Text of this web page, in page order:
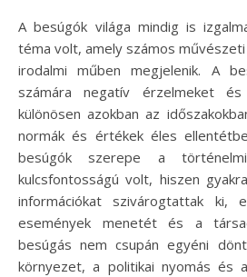
A besúgók világa mindig is izgalmas és ellentmondásos
téma volt, amely számos
irodalmi műben megjelenik. A
számára negatív érzelmeket
különösen azokban az
normák és értékek éles
besúgók szerepe a
kulcsfontosságú volt, hiszen
információkat szivárogtattak ki,
események menetét és a
besúgás nem csupán egyéni
környezet, a politikai nyomás és